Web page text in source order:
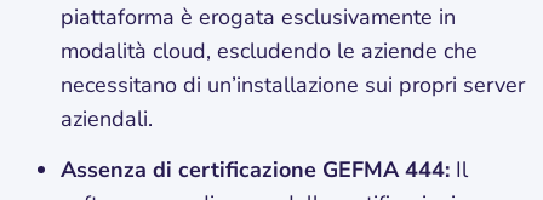
piattaforma è erogata esclusivamente in
modalità cloud, escludendo le aziende che
necessitano di un’installazione sui propri server
aziendali.
Assenza di certificazione GEFMA 444: Il